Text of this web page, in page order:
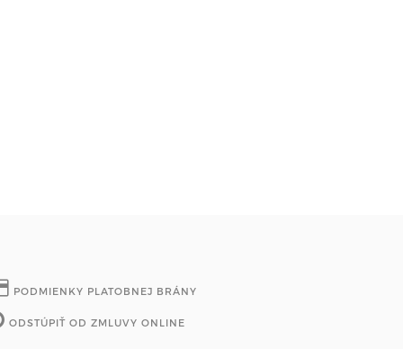
PODMIENKY PLATOBNEJ BRÁNY
ODSTÚPIŤ OD ZMLUVY ONLINE